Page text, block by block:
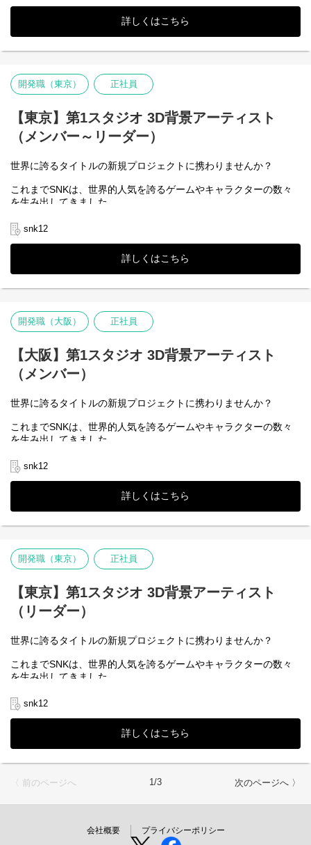
やる気のある人ならどなたにでも活躍のチャンスがある職場で
す。そうした環境の中で、長年にわたって世界中に多くのファン
を持つ歴史あるタイトルの制作に参加していただけます。
■本ポジションの魅力
職種です。
・キャラクターデザイン業務では、商品の顔となるキャラクター
成まで、キャラクターデザインの一連の業務を経験できます。
・イラストレーションに関わる、幅広く多様な業務に携われま
す。業務を通じてスキルアップすることができ、また作成したイ
験することができます。
詳しくはこちら
開発職（東京） 正社員
【東京】第1スタジオ 3D背景アーティスト
（メンバー～リーダー）
世界に誇るタイトルの新規プロジェクトに携わりませんか？
これまでSNKは、世界的人気を誇るゲームやキャラクターの数々
を生み出してきました。
クションシューティングゲームでは、メタルスラッグなどがあ
り、どれも知名度バツグンの強力な自社IPです。
他にも多くのＩＰを保有しています。
そんな自社IPを活かした、新規プロジェクトの開発メンバーを大
募集します。
体制の強化に着手していきます。
新しく充実した開発環境で力を発揮したい方、もっと自己表現を
様なチャレンジの機会が増えていきます。
ぜひこの機会に新たなSNKへの参加をご検討ください。
snk12
詳しくはこちら
開発職（大阪） 正社員
【大阪】第1スタジオ 3D背景アーティスト
（メンバー）
世界に誇るタイトルの新規プロジェクトに携わりませんか？
これまでSNKは、世界的人気を誇るゲームやキャラクターの数々
を生み出してきました。
クションシューティングゲームでは、メタルスラッグなどがあ
り、どれも知名度バツグンの強力な自社IPです。
他にも多くのＩＰを保有しています。
そんな自社IPを活かした、新規プロジェクトの開発メンバーを大
募集します。
体制の強化に着手していきます。
新しく充実した開発環境で力を発揮したい方、もっと自己表現を
様なチャレンジの機会が増えていきます。
ぜひこの機会に新たなSNKへの参加をご検討ください。
snk12
詳しくはこちら
開発職（東京） 正社員
【東京】第1スタジオ 3D背景アーティスト
（リーダー）
世界に誇るタイトルの新規プロジェクトに携わりませんか？
これまでSNKは、世界的人気を誇るゲームやキャラクターの数々
を生み出してきました。
クションシューティングゲームでは、メタルスラッグなどがあ
り、どれも知名度バツグンの強力な自社IPです。
他にも多くのＩＰを保有しています。
そんな自社IPを活かした、新規プロジェクトの開発メンバーを大
募集します。
新たにスタートする案件のコアメンバーを増強し、さらなる開発
体制の強化に着手していきます。
様なチャレンジの機会が増えていきます。
ぜひこの機会に新たなSNKへの参加をご検討ください。
snk12
詳しくはこちら
〈 前のページへ 1/3 次のページへ 〉
会社概要 プライバシーポリシー